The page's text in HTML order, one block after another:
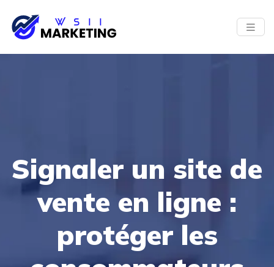
Signaler un site de
vente en ligne :
protéger les